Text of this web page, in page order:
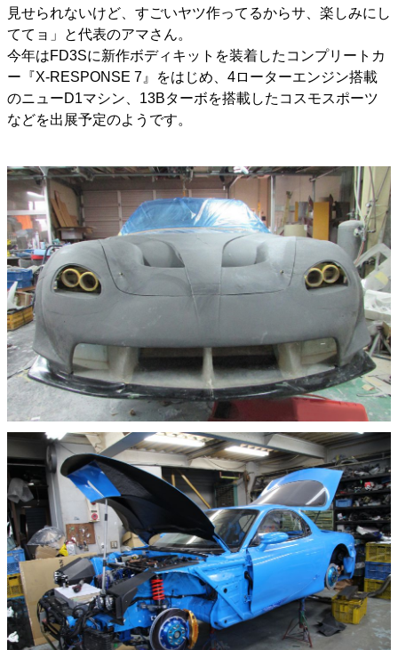
見せられないけど、すごいヤツ作ってるからサ、楽しみにし
ててョ」と代表のアマさん。
今年はFD3Sに新作ボディキットを装着したコンプリートカ
ー『X-RESPONSE 7』をはじめ、4ローターエンジン搭載
のニューD1マシン、13Bターボを搭載したコスモスポーツ
などを出展予定のようです。